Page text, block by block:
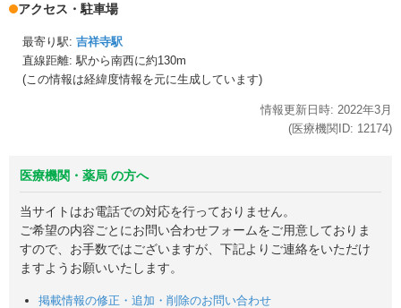
アクセス・駐車場
最寄り駅: 吉祥寺駅
直線距離: 駅から南西に約130m
(この情報は経緯度情報を元に生成しています)
情報更新日時: 2022年3月
(医療機関ID: 12174)
医療機関・薬局 の方へ
当サイトはお電話での対応を行っておりません。
ご希望の内容ごとにお問い合わせフォームをご用意しておりま
すので、お手数ではございますが、下記よりご連絡をいただけ
ますようお願いいたします。
掲載情報の修正・追加・削除のお問い合わせ